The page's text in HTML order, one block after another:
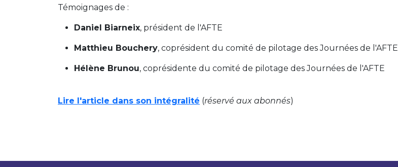
Témoignages de :
Daniel Biarneix, président de l'AFTE
Matthieu Bouchery, coprésident du comité de pilotage des Journées de l'AFTE
Hélène Brunou, coprésidente du comité de pilotage des Journées de l'AFTE
Lire l'article dans son intégralité (réservé aux abonnés)